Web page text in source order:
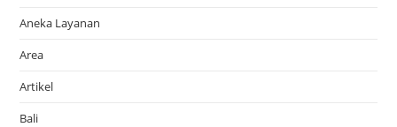
Aneka Layanan
Area
Artikel
Bali